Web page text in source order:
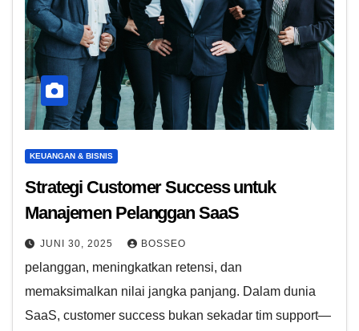
KEUANGAN & BISNIS
Strategi Customer Success untuk
Manajemen Pelanggan SaaS
JUNI 30, 2025 BOSSEO
pelanggan, meningkatkan retensi, dan
memaksimalkan nilai jangka panjang. Dalam dunia
SaaS, customer success bukan sekadar tim support—